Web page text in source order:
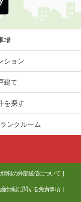
場
ション
建て
を探す
ンクルーム
報の外部送信について
情報に関する免責事項